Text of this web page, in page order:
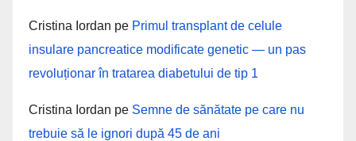
Cristina Iordan pe Primul transplant de celule
insulare pancreatice modificate genetic — un pas
revoluționar în tratarea diabetului de tip 1
Cristina Iordan pe Semne de sănătate pe care nu
trebuie să le ignori după 45 de ani